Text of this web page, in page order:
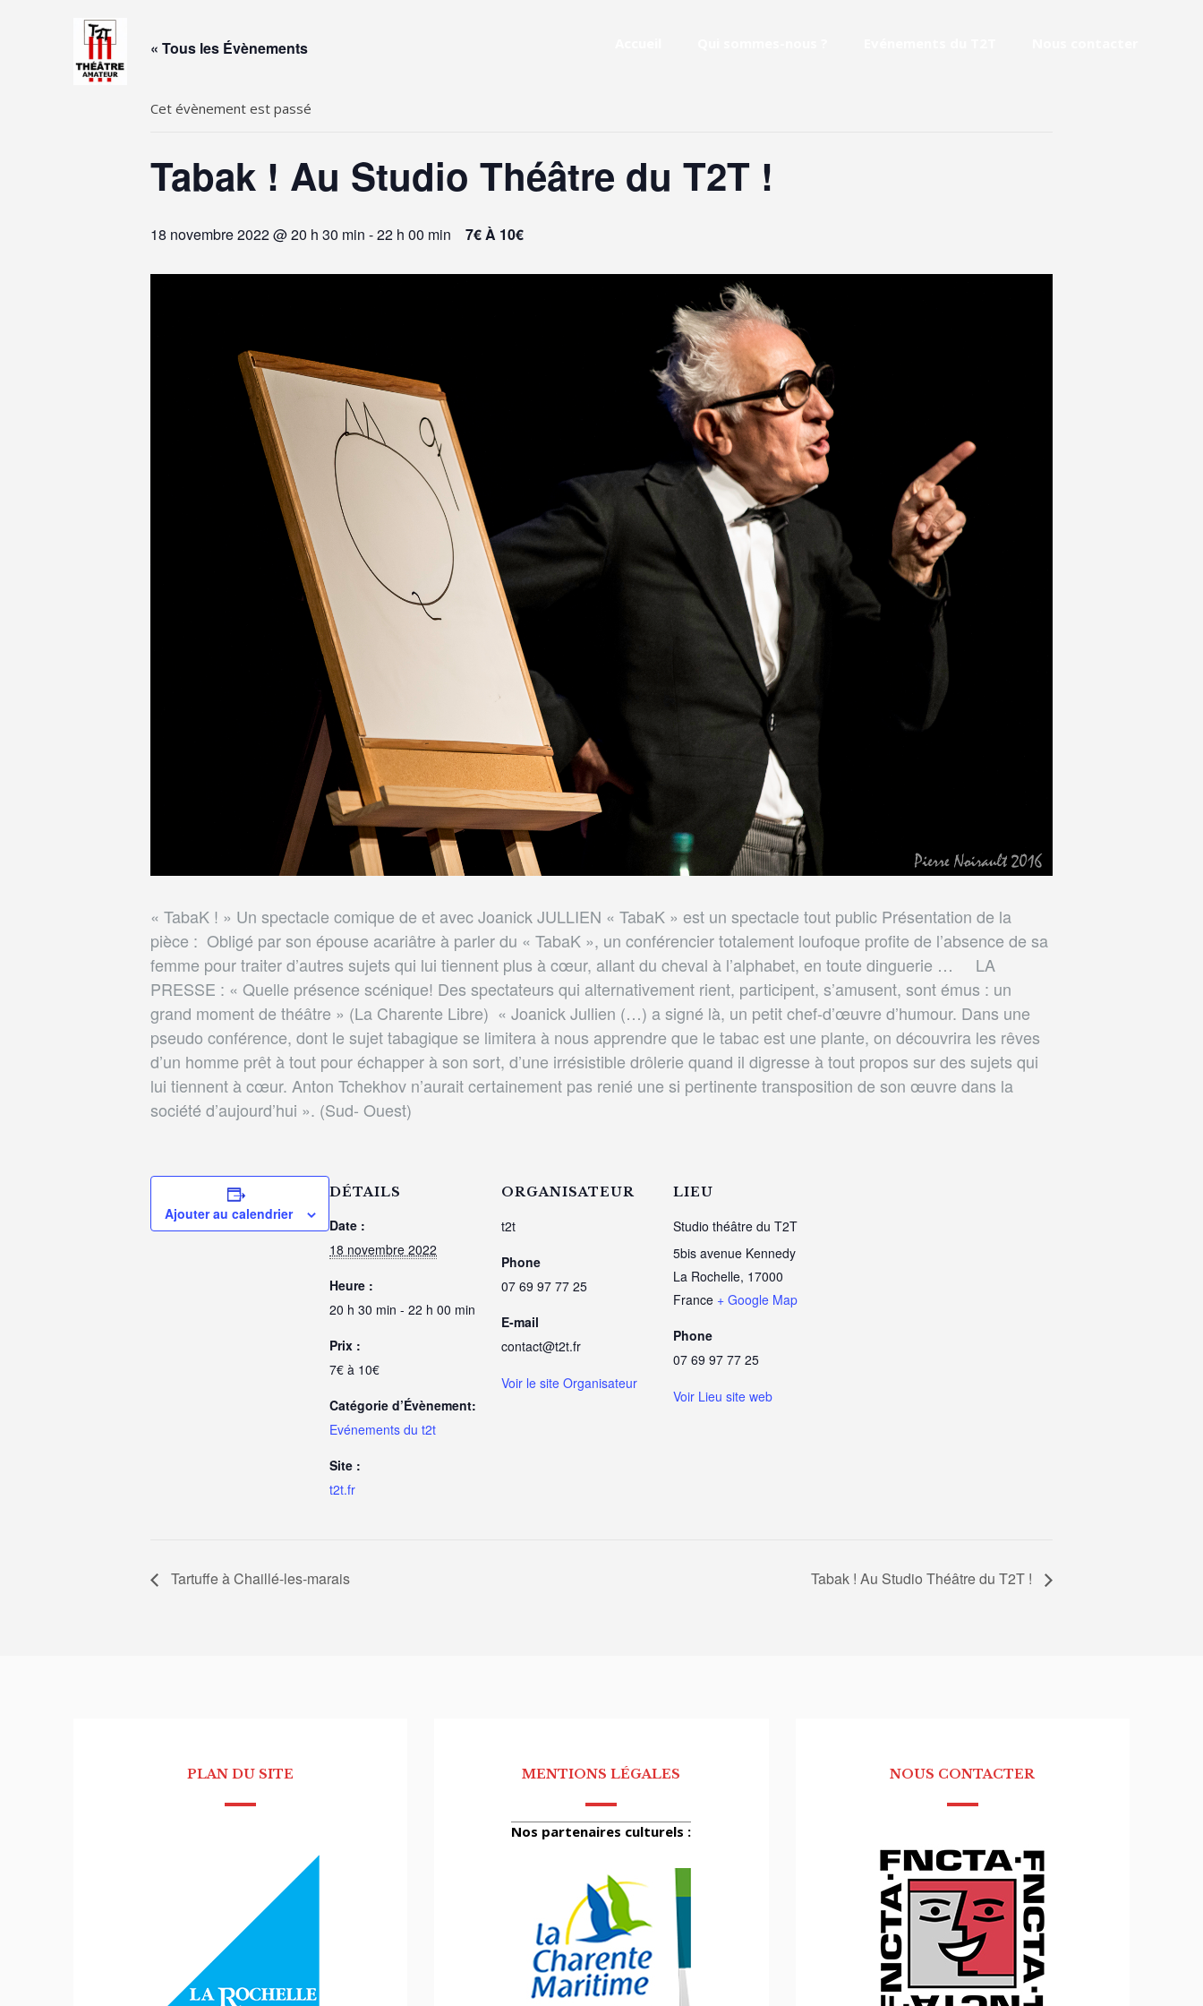
« Tous les Évènements
Cet évènement est passé
Tabak ! Au Studio Théâtre du T2T !
18 novembre 2022 @ 20 h 30 min -22 h 00 min 7€ À 10€
« TabaK ! » Un spectacle comique de et avec Joanick JULLIEN « TabaK » est un spectacle tout public Présentation de la
pièce : Obligé par son épouse acariâtre à parler du « TabaK », un conférencier totalement loufoque profite de l’absence de sa
femme pour traiter d’autres sujets qui lui tiennent plus à cœur, allant du cheval à l’alphabet, en toute dinguerie … LA
PRESSE : « Quelle présence scénique! Des spectateurs qui alternativement rient, participent, s’amusent, sont émus : un
grand moment de théâtre » (La Charente Libre) « Joanick Jullien (…) a signé là, un petit chef-d’œuvre d’humour. Dans une
pseudo conférence, dont le sujet tabagique se limitera à nous apprendre que le tabac est une plante, on découvrira les rêves
d’un homme prêt à tout pour échapper à son sort, d’une irrésistible drôlerie quand il digresse à tout propos sur des sujets qui
lui tiennent à cœur. Anton Tchekhov n’aurait certainement pas renié une si pertinente transposition de son œuvre dans la
société d’aujourd’hui ». (Sud- Ouest)
Ajouter au calendrier
DÉTAILS
Date :
18 novembre 2022
Heure :
20 h 30 min - 22 h 00 min
Prix :
7€ à 10€
Catégorie d’Évènement:
Evénements du t2t
Site :
t2t.fr
ORGANISATEUR
t2t
Phone
07 69 97 77 25
E-mail
contact@t2t.fr
Voir le site Organisateur
LIEU
Studio théâtre du T2T
5bis avenue Kennedy
La Rochelle, 17000
France + Google Map
Phone
07 69 97 77 25
Voir Lieu site web
Tartuffe à Chaillé-les-marais Tabak ! Au Studio Théâtre du T2T !
PLAN DU SITE MENTIONS LÉGALES
Nos partenaires culturels :
NOUS CONTACTER